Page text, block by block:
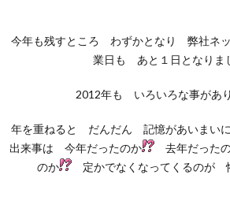
今年も残すところ わずかとなり 弊社ネ
業日も あと１日となりま
2012年も いろいろな事があり
年を重ねると だんだん 記憶があいまい
出来事は 今年だったのか
去年だった
のか
定かでなくなってくるのが